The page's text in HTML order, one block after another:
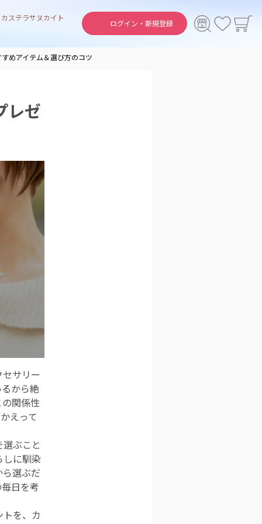
ログイン・ 新規登録
カステラサヌカイト
めアイテム＆選び方のコツ
レゼ
サリー
から絶
関係性
えって
ぶこと
に馴染
選ぶだ
日を考
を、カ